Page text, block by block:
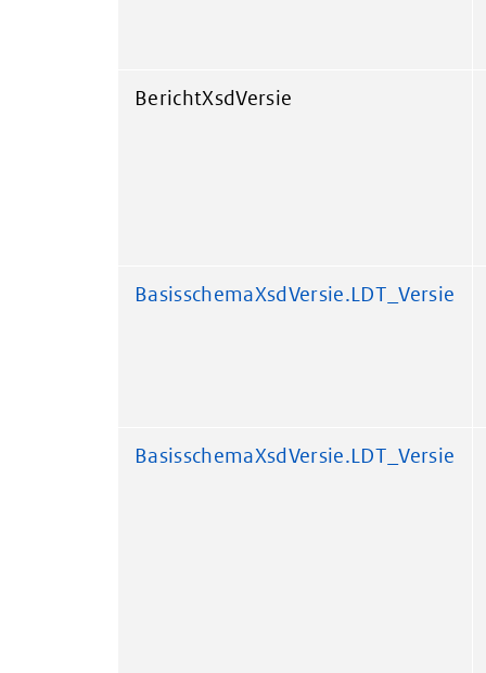
BerichtXsdVersie
BasisschemaXsdVersie.LDT_Versie
BasisschemaXsdVersie.LDT_Versie